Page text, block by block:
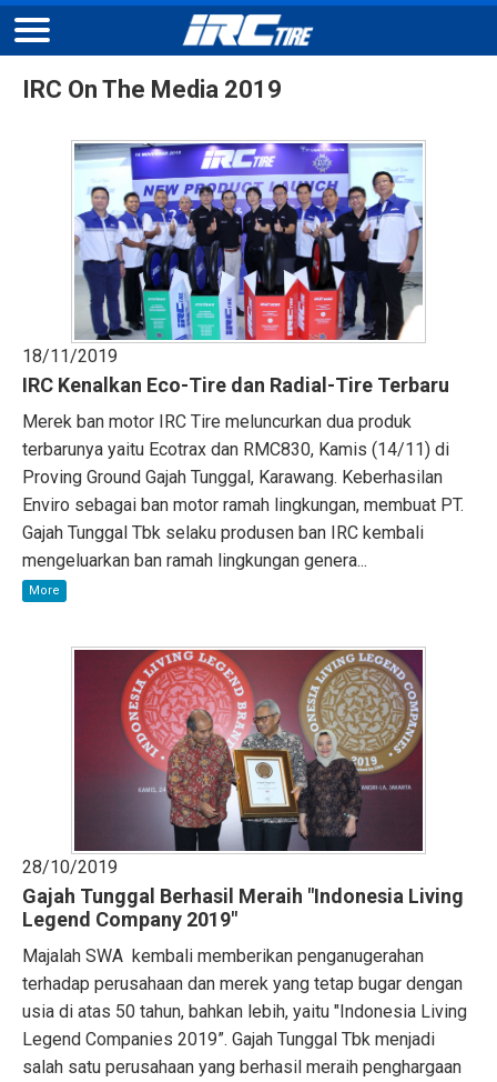
IRC On The Media 2019
18/11/2019
IRC Kenalkan Eco-Tire dan Radial-Tire Terbaru
Merek ban motor IRC Tire meluncurkan dua produk
terbarunya yaitu Ecotrax dan RMC830, Kamis (14/11) di
Proving Ground Gajah Tunggal, Karawang. Keberhasilan
Enviro sebagai ban motor ramah lingkungan, membuat PT.
Gajah Tunggal Tbk selaku produsen ban IRC kembali
mengeluarkan ban ramah lingkungan genera...
More
28/10/2019
Gajah Tunggal Berhasil Meraih "Indonesia Living
Legend Company 2019"
Majalah SWA kembali memberikan penganugerahan
terhadap perusahaan dan merek yang tetap bugar dengan
usia di atas 50 tahun, bahkan lebih, yaitu "Indonesia Living
Legend Companies 2019”. Gajah Tunggal Tbk menjadi
salah satu perusahaan yang berhasil meraih penghargaan